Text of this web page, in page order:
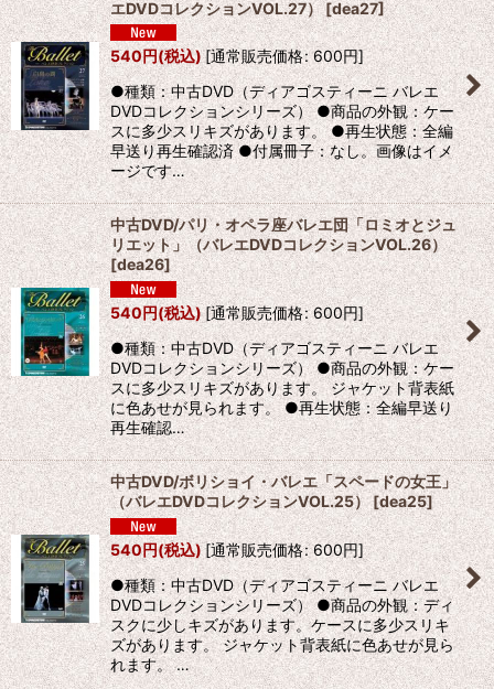
エDVDコレクションVOL.27）[dea27]
540円(税込)[通常販売価格: 600円]
●種類：中古DVD（ディアゴスティーニ バレエ
DVDコレクションシリーズ） ●商品の外観：ケー
スに多少スリキズがあります。 ●再生状態：全編
早送り再生確認済 ●付属冊子：なし。画像はイメ
ージです…
中古DVD/パリ・オペラ座バレエ団「ロミオとジュ
リエット」（バレエDVDコレクションVOL.26）
[dea26]
540円(税込) [通常販売価格: 600円]
●種類：中古DVD（ディアゴスティーニ バレエ
DVDコレクションシリーズ） ●商品の外観：ケー
スに多少スリキズがあります。 ジャケット背表紙
に色あせが見られます。 ●再生状態：全編早送り
再生確認…
中古DVD/ボリショイ・バレエ「スペードの女王」
（バレエDVDコレクションVOL.25）[dea25]
540円(税込)[通常販売価格: 600円]
●種類：中古DVD（ディアゴスティーニ バレエ
DVDコレクションシリーズ） ●商品の外観：ディ
スクに少しキズがあります。ケースに多少スリキ
ズがあります。 ジャケット背表紙に色あせが見ら
れます。 …